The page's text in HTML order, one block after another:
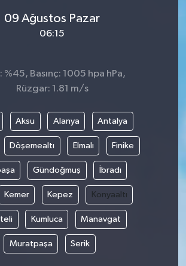
09 Ağustos Pazar
06:15
%45, Basınç: 1005 hpa hPa,
Rüzgar: 1.81 m/s
Aksu Alanya Antalya
Döşemealtı Elmalı Finike
Gündoğmuş İbradı
Kemer Kepez Konyaaltı
Kumluca Manavgat
Muratpaşa Serik